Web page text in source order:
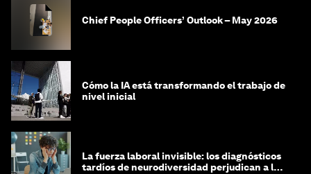
Chief People Officers’ Outlook – May 2026
Cómo la IA está transformando el trabajo de
nivel inicial
La fuerza laboral invisible: los diagnósticos
tardíos de neurodiversidad perjudican a las